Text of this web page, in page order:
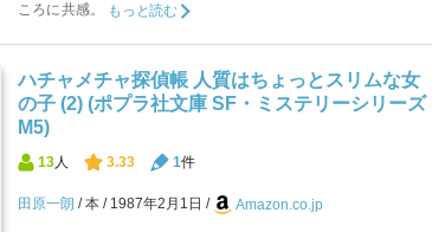
ころに共感。
もっと読む
ハチャメチャ探偵帳 人質はちょっとスリムな女
の子 (2) (ポプラ社文庫 SF・ミステリーシリーズ
M5)
13人 3.33 1件
田原一朗 本 1987年2月1日 Amazon.co.jp